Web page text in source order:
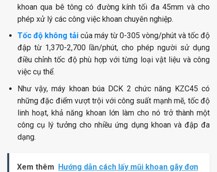
khoan qua bê tông có đường kính tối đa 45mm và cho
phép xử lý các công việc khoan chuyên nghiệp.
Tốc độ không tảicủa máy từ 0-305 vòng/phút và tốc độ
đập từ 1,370-2,700 lần/phút, cho phép người sử dụng
điều chỉnh tốc độ phù hợp với từng loại vật liệu và công
việc cụ thể.
Như vậy, máy khoan búa DCK 2 chức năng KZC45 có
những đặc điểm vượt trội với công suất mạnh mẽ, tốc độ
linh hoạt, khả năng khoan lớn làm cho nó trở thành một
công cụ lý tưởng cho nhiều ứng dụng khoan và đập đa
dạng.
Xem thêm Hướng dẫn cách lấy mũi khoan gãy đơn